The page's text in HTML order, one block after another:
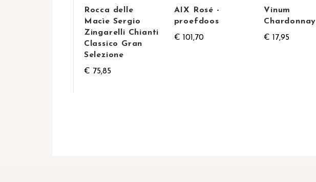
Rocca delle
Macìe Sergio
Zingarelli Chianti
Classico Gran
Selezione
€ 75,85
AIX Rosé -
proefdoos
€ 101,70
Vinum
Chardonnay
€ 17,95